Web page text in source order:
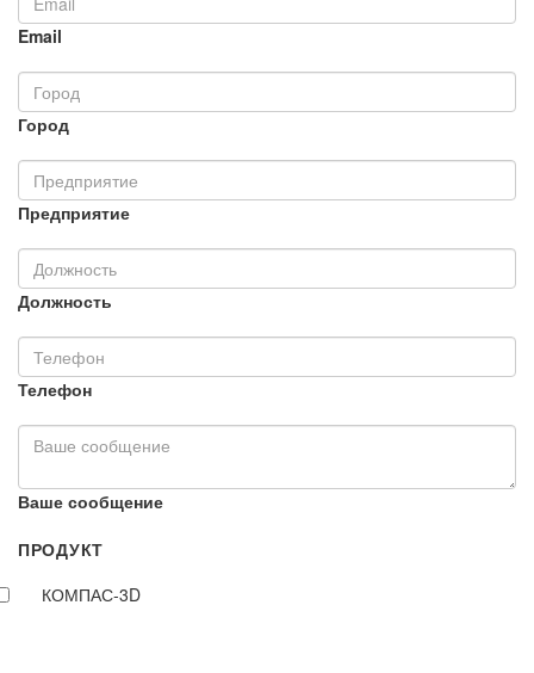
Email
Город
Предприятие
Должность
Телефон
Ваше сообщение
ПРОДУКТ
КОМПАС-3D